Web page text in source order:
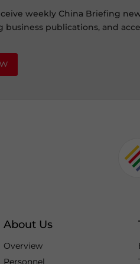
weekly China Briefing
business publications, and
About Us
Overview
Personnel